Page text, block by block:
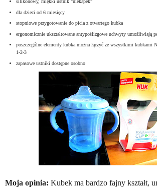
silikonowy, miękki ustnik "niekapek"
dla dzieci od 6 miesięcy
stopniowe przygotowanie do picia z otwartego kubka
ergonomicznie ukształtowane antypoślizgowe uchwyty umożliwiają
poszczególne elementy kubka można łączyć ze wszystkimi
1-2-3
zapasowe ustniki dostępne osobno
Moja opinia: Kubek ma bardzo fajny kształt,